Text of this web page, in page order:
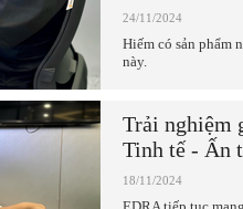
24/11/2024
Hiếm có sản phẩm
này.
Trải nghiệm
Tinh tế - Ấn
18/11/2024